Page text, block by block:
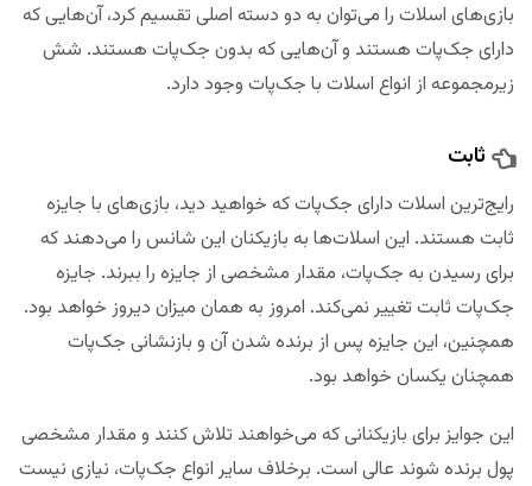
بازی‌های اسلات را می‌توان به دو دسته اصلی تقسیم کرد، آن‌هایی که
دارای جک‌پات هستند و آن‌هایی که بدون جک‌پات هستند. شش
زیرمجموعه از انواع اسلات با جک‌پات وجود دارد.
ثابت
رایج‌ترین اسلات‌ دارای جک‌پات که خواهید دید، بازی‌های با جایزه
ثابت هستند. این اسلات‌ها به بازیکنان این شانس را می‌دهند که
برای رسیدن به جک‌پات، مقدار مشخصی از جایزه را ببرند. جایزه
جک‌پات ثابت تغییر نمی‌کند. امروز به همان میزان دیروز خواهد بود.
همچنین، این جایزه پس از برنده شدن آن و بازنشانی جک‌پات
همچنان یکسان خواهد بود.
این جوایز برای بازیکنانی که می‌خواهند تلاش کنند و مقدار مشخصی
پول برنده شوند عالی است. برخلاف سایر انواع جک‌پات، نیازی نیست